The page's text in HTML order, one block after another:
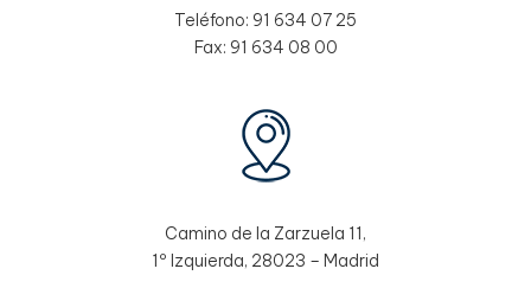
Teléfono: 91 634 07 25
Fax: 91 634 08 00
Camino de la Zarzuela 11,
1º Izquierda, 28023 – Madrid